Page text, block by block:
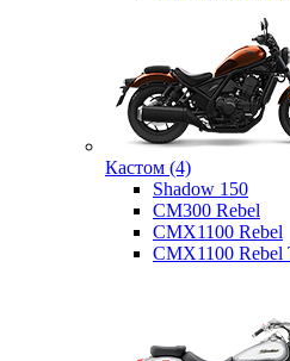
Кастом (4)
Shadow 150
CM300 Rebel
CMX1100 Rebel
CMX1100 Rebel